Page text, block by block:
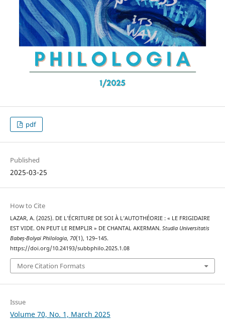
pdf
Published
2025-03-25
How to Cite
LAZAR, A. (2025). DE L’ÉCRITURE DE SOI À L’AUTOTHÉORIE : « LE FRIGIDAIRE
EST VIDE. ON PEUT LE REMPLIR » DE CHANTAL AKERMAN. Studia Universitatis
Babeș-Bolyai Philologia, 70(1), 129–145.
https://doi.org/10.24193/subbphilo.2025.1.08
More Citation Formats
Issue
Volume 70, No. 1, March 2025